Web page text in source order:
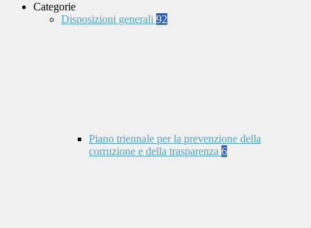
Categorie
Disposizioni generali 92
Piano triennale per la prevenzione della
corruzione e della trasparenza 6